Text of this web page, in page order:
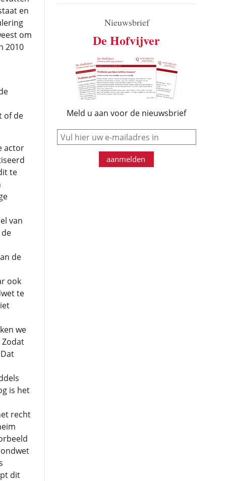
en
om
2010
of de
actor
te
van
de
ook
te
we
Zodat
is het
recht
dit
Nieuwsbrief
De Hofvijver
Meld u aan voor de nieuwsbrief
e-mail
aanmelden